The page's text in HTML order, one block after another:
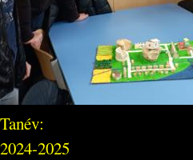
Tanév:
2024-2025